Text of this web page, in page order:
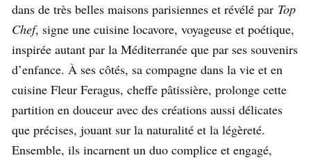
dans de très belles maisons parisiennes et révélé par Top
Chef, signe une cuisine locavore, voyageuse et poétique,
inspirée autant par la Méditerranée que par ses souvenirs
d’enfance. À ses côtés, sa compagne dans la vie et en
cuisine Fleur Feragus, cheffe pâtissière, prolonge cette
partition en douceur avec des créations aussi délicates
que précises, jouant sur la naturalité et la légèreté.
Ensemble, ils incarnent un duo complice et engagé,